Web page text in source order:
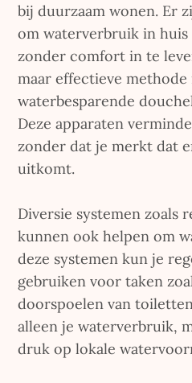
bij duurzaam wonen. Er
om waterverbruik in
zonder comfort in te
maar effectieve
waterbesparende
Deze apparaten
zonder dat je merkt dat
uitkomt.
Diversie systemen zoals
kunnen ook helpen om
deze systemen kun je
gebruiken voor taken
doorspoelen van
alleen je waterverbruik,
druk op lokale